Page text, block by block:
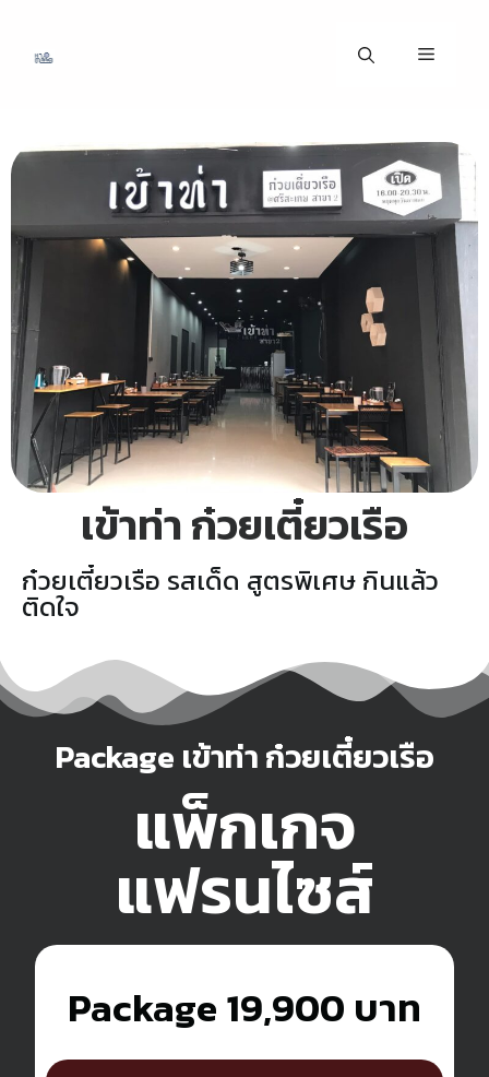
เข้าท่า ก๋วยเตี๋ยวเรือ
ก๋วยเตี๋ยวเรือ รสเด็ด สูตรพิเศษ กินแล้ว
ติดใจ
Package เข้าท่า ก๋วยเตี๋ยวเรือ
แพ็กเกจ
แฟรนไซส์
Package 19,900 บาท